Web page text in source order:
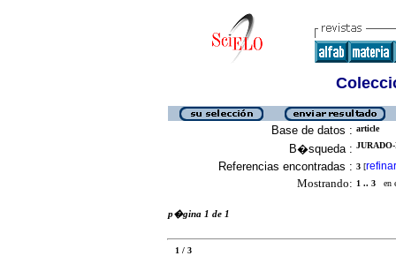
Base de datos : article
B�squeda :
Referencias encontradas : 3 [refinar
Mostrando: 1 .. 3 en
p�gina 1 de 1
1 / 3